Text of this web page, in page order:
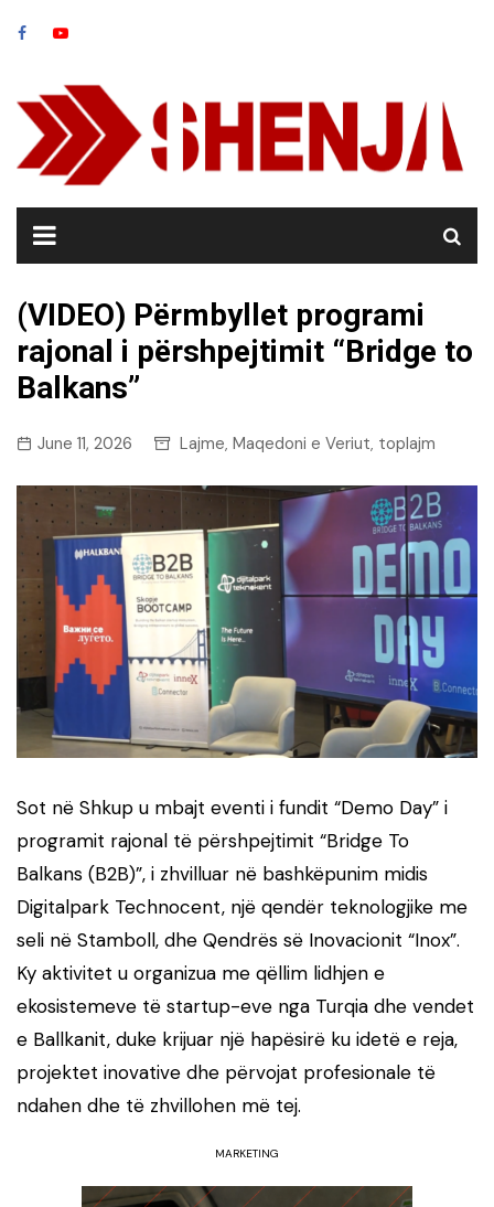
(VIDEO) Përmbyllet programi
rajonal i përshpejtimit “Bridge to
Balkans”
June 11, 2026 Lajme, Maqedoni e Veriut, toplajm
Sot në Shkup u mbajt eventi i fundit “Demo Day” i
programit rajonal të përshpejtimit “Bridge To
Balkans (B2B)”, i zhvilluar në bashkëpunim midis
Digitalpark Technocent, një qendër teknologjike me
seli në Stamboll, dhe Qendrës së Inovacionit “Inox”.
Ky aktivitet u organizua me qëllim lidhjen e
ekosistemeve të startup-eve nga Turqia dhe vendet
e Ballkanit, duke krijuar një hapësirë ku idetë e reja,
projektet inovative dhe përvojat profesionale të
ndahen dhe të zhvillohen më tej.
MARKETING